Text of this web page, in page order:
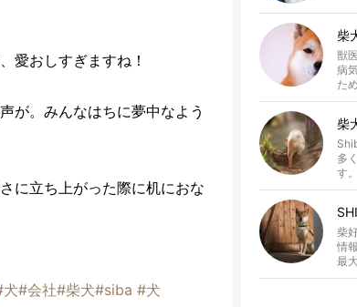
愛おしすぎますね！
が。みんなはちに夢中なよう
に立ち上がった際に机におな
犬#会社#柴犬#siba #犬
柴
獣
病
た
柴
多
す。
柴
情
最